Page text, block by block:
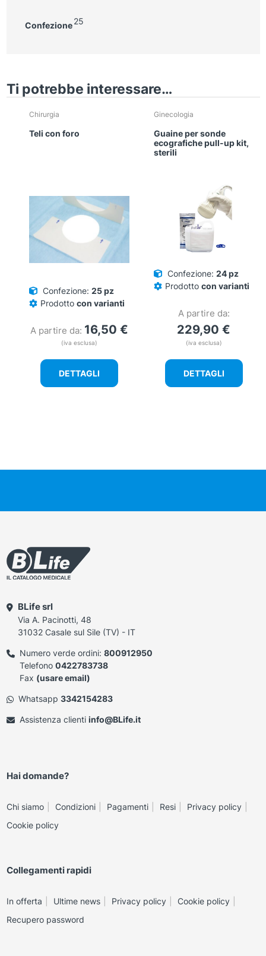
Confezione 25
Ti potrebbe interessare…
Chirurgia
Teli con foro
Confezione: 25 pz
Prodotto con varianti
A partire da: 16,50 €
(iva esclusa)
DETTAGLI
Ginecologia
Guaine per sonde
ecografiche pull-up kit,
sterili
Confezione: 24 pz
Prodotto con varianti
A partire da:
229,90 €
(iva esclusa)
DETTAGLI
BLife srl
Via A. Pacinotti, 48
31032 Casale sul Sile (TV) - IT
Numero verde ordini: 800912950
Telefono 0422783738
Fax (usare email)
Whatsapp 3342154283
Assistenza clienti info@BLife.it
Hai domande?
Chi siamo Condizioni Pagamenti Resi
Privacy policy
Cookie policy
Collegamenti rapidi
In offerta Ultime news Privacy policy
Cookie policy
Recupero password